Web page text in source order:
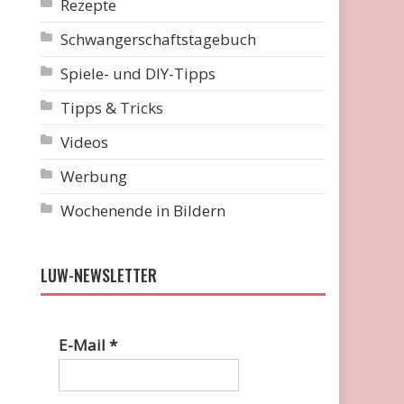
Rezepte
Schwangerschaftstagebuch
Spiele- und DIY-Tipps
Tipps & Tricks
Videos
Werbung
Wochenende in Bildern
LUW-NEWSLETTER
E-Mail*